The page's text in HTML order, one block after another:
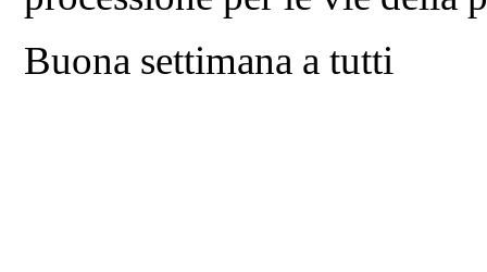
Buona settimana a tutti